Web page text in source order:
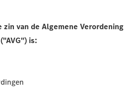
van de Algemene Verordening
is: